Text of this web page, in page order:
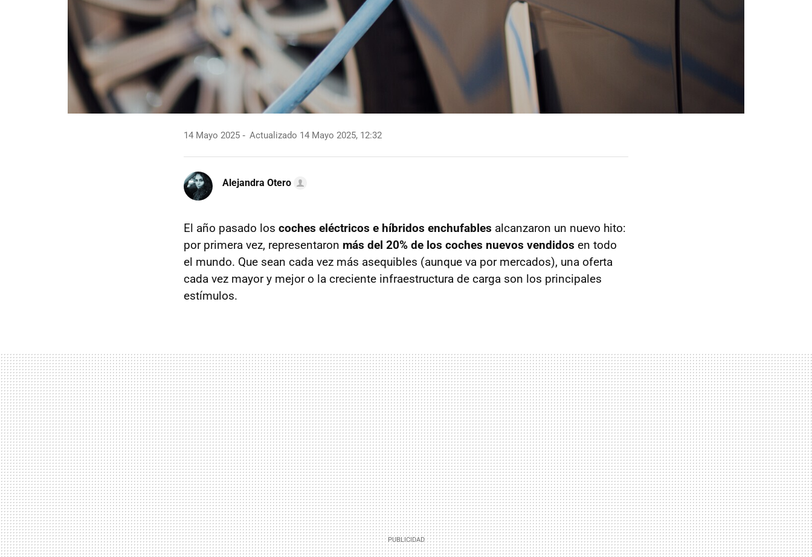
14 Mayo 2025 Actualizado 14 Mayo 2025, 12:32
Alejandra Otero
El año pasado los coches eléctricos e híbridos enchufables alcanzaron un nuevo hito:
por primera vez, representaron más del 20% de los coches nuevos vendidos en todo
el mundo. Que sean cada vez más asequibles (aunque va por mercados), una oferta
cada vez mayor y mejor o la creciente infraestructura de carga son los principales
estímulos.